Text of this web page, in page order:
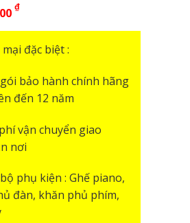
₫
đặc biệt :
bảo hành chính hãng
đến 12 năm
vận chuyển giao
nơi
phụ kiện : Ghế piano,
đàn, khăn phủ phím,